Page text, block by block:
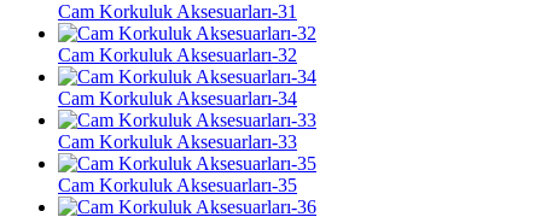
Cam Korkuluk Aksesuarları-31
Cam Korkuluk Aksesuarları-32
Cam Korkuluk Aksesuarları-34
Cam Korkuluk Aksesuarları-33
Cam Korkuluk Aksesuarları-35